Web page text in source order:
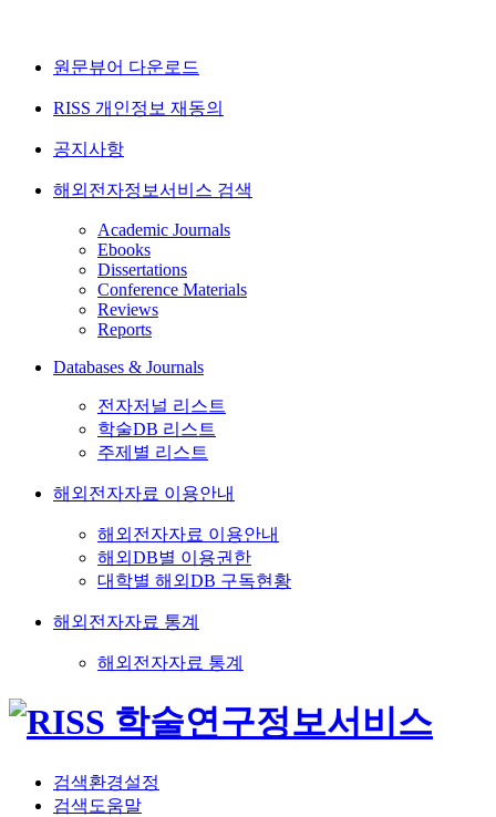
원문뷰어 다운로드
RISS 개인정보 재동의
공지사항
해외전자정보서비스 검색
Academic Journals
Ebooks
Dissertations
Conference Materials
Reviews
Reports
Databases & Journals
전자저널 리스트
학술DB 리스트
주제별 리스트
해외전자자료 이용안내
해외전자자료 이용안내
해외DB별 이용권한
대학별 해외DB 구독현황
해외전자자료 통계
해외전자자료 통계
검색환경설정
검색도움말